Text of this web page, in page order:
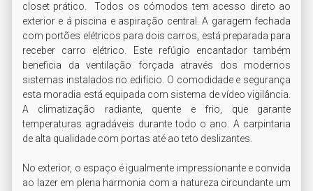
closet prático.  Todos os cómodos tem acesso direto ao
exterior e á piscina e aspiração central. A garagem fechada
com portões elétricos para dois carros, está preparada para
receber carro elétrico. Este refúgio encantador também
beneficia da ventilação forçada através dos modernos
sistemas instalados no edifício. O comodidade e segurança
esta moradia está equipada com sistema de vídeo vigilância.
A climatização radiante, quente e frio, que garante
temperaturas agradáveis durante todo o ano. A carpintaria
de alta qualidade com portas até ao teto deslizantes.
No exterior, o espaço é igualmente impressionante e convida
ao lazer em plena harmonia com a natureza circundante um